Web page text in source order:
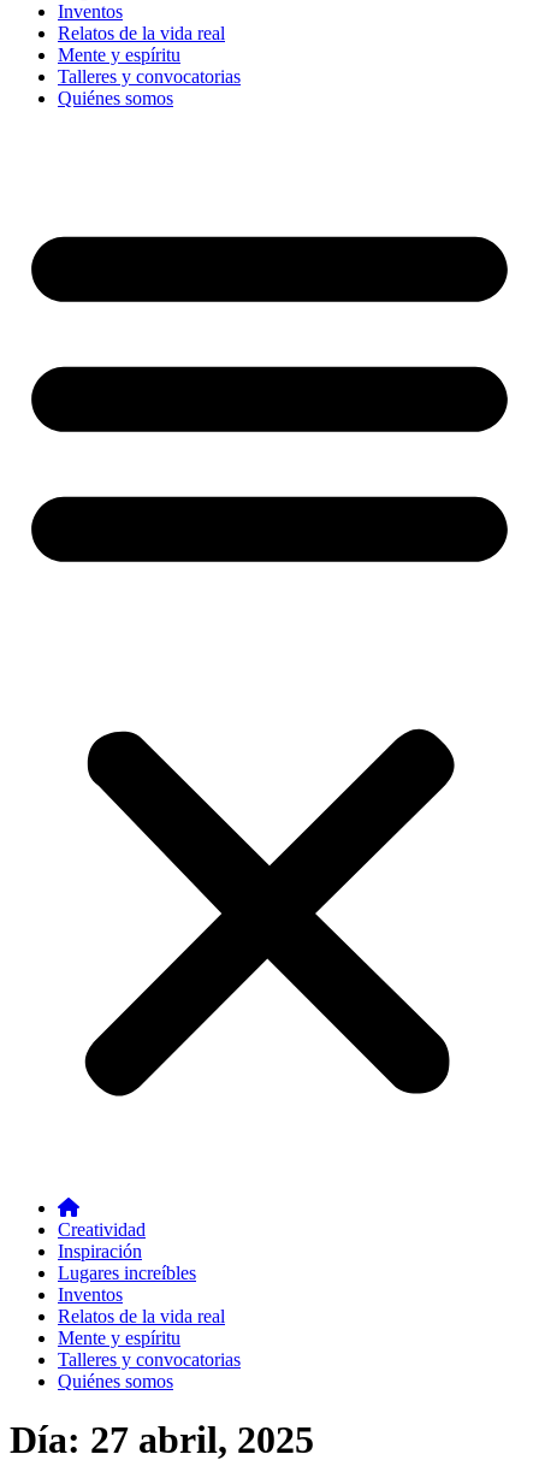
Inventos
Relatos de la vida real
Mente y espíritu
Talleres y convocatorias
Quiénes somos
Creatividad
Inspiración
Lugares increíbles
Inventos
Relatos de la vida real
Mente y espíritu
Talleres y convocatorias
Quiénes somos
Día: 27 abril, 2025